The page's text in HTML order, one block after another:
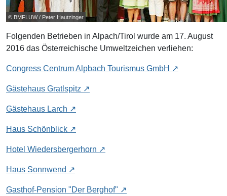
© BMFLUW / Peter Hautzinger
Folgenden Betrieben in Alpach/Tirol wurde am 17. August
2016 das Österreichische Umweltzeichen verliehen:
Congress Centrum Alpbach Tourismus GmbH
Gästehaus Gratlspitz
Gästehaus Larch
Haus Schönblick
Hotel Wiedersbergerhorn
Haus Sonnwend
Gasthof-Pension "Der Berghof"